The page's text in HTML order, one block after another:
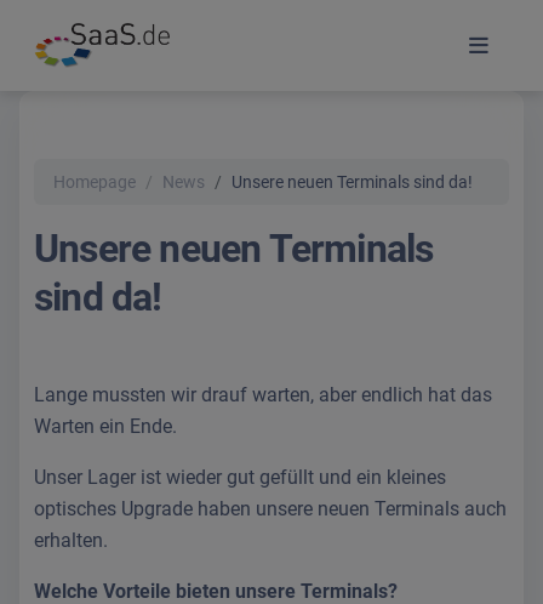
Homepage News Unsere neuen Terminals sind da!
Unsere neuen Terminals
sind da!
Lange mussten wir drauf warten, aber endlich hat das
Warten ein Ende.
Unser Lager ist wieder gut gefüllt und ein kleines
optisches Upgrade haben unsere neuen Terminals auch
erhalten.
Welche Vorteile bieten unsere Terminals?